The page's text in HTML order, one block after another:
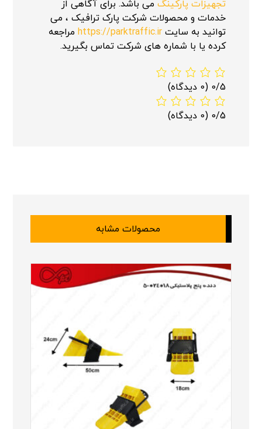
تجهیزات پارکینگ می باشد. برای آگاهی از
خدمات و محصولات شرکت پارک ترافیک ، می
توانید به سایتhttps://parktraffic.ir مراجعه
کرده یا با شماره های شرکت تماس بگیرید.
0/5 (0 دیدگاه)
0/5 (0 دیدگاه)
محصولات مشابه